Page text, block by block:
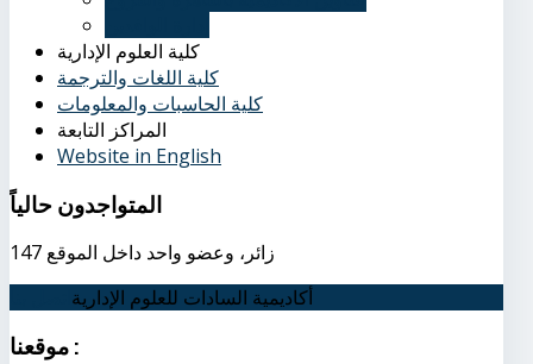
كلية العلوم الإدارية
كلية اللغات والترجمة
كلية الحاسبات والمعلومات
المراكز التابعة
Website in English
المتواجدون حالياً
147 زائر، وعضو واحد داخل الموقع
أكاديمية السادات للعلوم الإدارية
: